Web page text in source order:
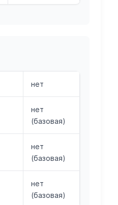
нет
нет
(базовая)
нет
(базовая)
нет
(базовая)